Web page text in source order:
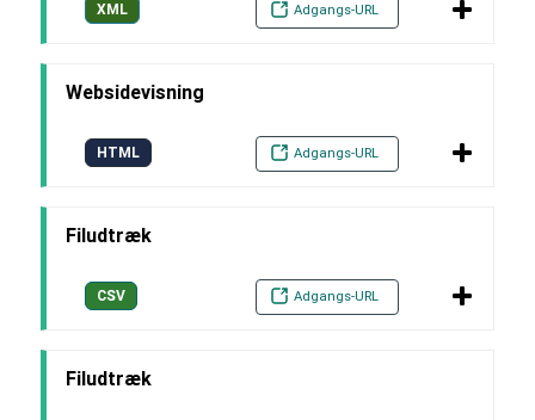
XML Adgangs-URL
Websidevisning
HTML Adgangs-URL
Filudtræk
CSV Adgangs-URL
Filudtræk